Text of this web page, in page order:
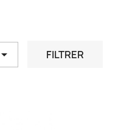
 FILTRER